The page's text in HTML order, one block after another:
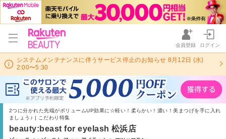
会員登録 ログイン
システムメンテナンスに伴うサービス停止のお知らせ 8月12日 (水)
2:00〜5:30
2つに分かれた先端がボリュームUP効果に☆軽い！柔らかい！濃い！美まつげを手に入れ
ましょう♪ | こだわり特集
beauty:beast for eyelash 松浜店